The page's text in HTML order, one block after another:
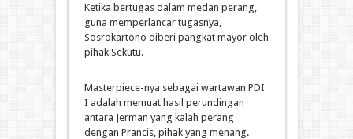
Ketika bertugas dalam medan perang,
guna memperlancar tugasnya,
Sosrokartono diberi pangkat mayor oleh
pihak Sekutu.
Masterpiece-nya sebagai wartawan PDI
I adalah memuat hasil perundingan
antara Jerman yang kalah perang
dengan Prancis, pihak yang menang.